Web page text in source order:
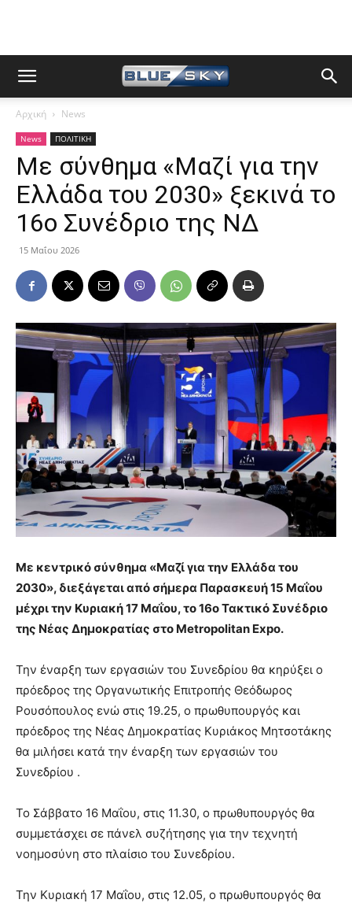
Αρχική News
News ΠΟΛΙΤΙΚΗ
Με σύνθημα «Μαζί για την
Ελλάδα του 2030» ξεκινά το
16ο Συνέδριο της ΝΔ
15 Μαΐου 2026
Με κεντρικό σύνθημα «Μαζί για την Ελλάδα του
2030», διεξάγεται από σήμερα Παρασκευή 15 Μαΐου
μέχρι την Κυριακή 17 Μαΐου, το 16ο Τακτικό Συνέδριο
της Νέας Δημοκρατίας στο Metropolitan Expo.
Την έναρξη των εργασιών του Συνεδρίου θα κηρύξει ο
πρόεδρος της Οργανωτικής Επιτροπής Θεόδωρος
Ρουσόπουλος ενώ στις 19.25, ο πρωθυπουργός και
πρόεδρος της Νέας Δημοκρατίας Κυριάκος Μητσοτάκης
θα μιλήσει κατά την έναρξη των εργασιών του
Συνεδρίου .
Το Σάββατο 16 Μαΐου, στις 11.30, ο πρωθυπουργός θα
συμμετάσχει σε πάνελ συζήτησης για την τεχνητή
νοημοσύνη στο πλαίσιο του Συνεδρίου.
Την Κυριακή 17 Μαΐου, στις 12.05, ο πρωθυπουργός θα